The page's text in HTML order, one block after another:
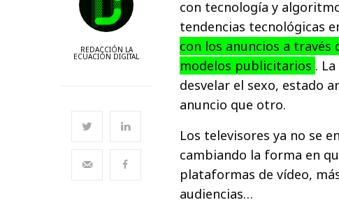
REDACCIÓN LA
ECUACIÓN DIGITAL
con tecnología y
tendencias tecnológicas
con los anuncios a través
modelos publicitarios .
desvelar el sexo, estado
anuncio que otro.
Los televisores ya no se
cambiando la forma en
plataformas de vídeo,
audiencias…